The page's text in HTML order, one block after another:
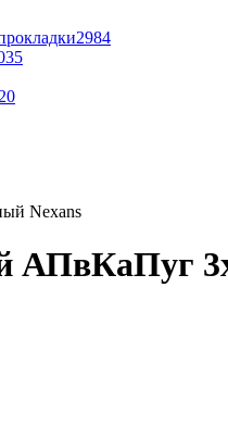
2984
Nexans
АПвКаПуг